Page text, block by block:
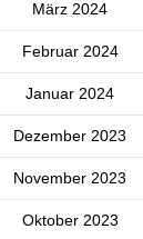
März 2024
Februar 2024
Januar 2024
Dezember 2023
November 2023
Oktober 2023